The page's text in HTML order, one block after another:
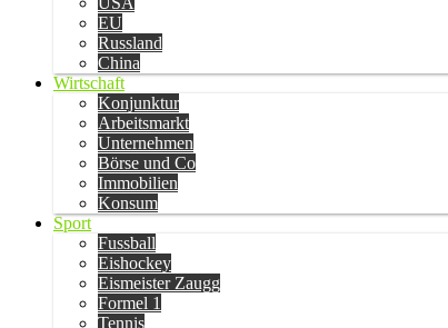
EU
Russland
China
Wirtschaft
Konjunktur
Arbeitsmarkt
Unternehmen
Börse und Co
Immobilien
Konsum
Sport
Fussball
Eishockey
Eismeister Zaugg
Formel 1
Tennis